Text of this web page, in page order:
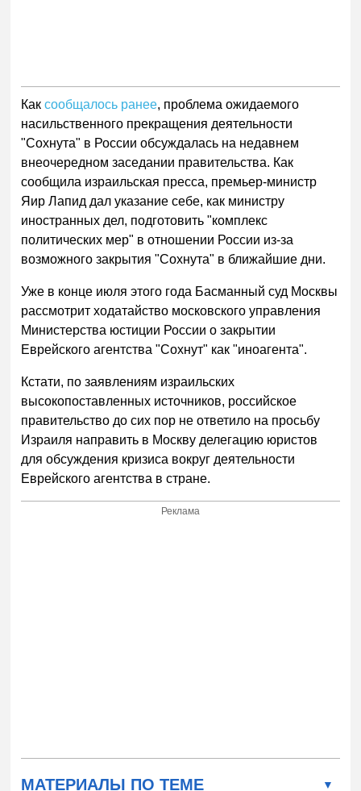
Каксообщалось ранее, проблема ожидаемого
насильственного прекращения деятельности
"Сохнута" в России обсуждалась на недавнем
внеочередном заседании правительства. Как
сообщила израильская пресса, премьер-министр
Яир Лапид дал указание себе, как министру
иностранных дел, подготовить "комплекс
политических мер" в отношении России из-за
возможного закрытия "Сохнута" в ближайшие дни.
Уже в конце июля этого года Басманный суд Москвы
рассмотрит ходатайство московского управления
Министерства юстиции России о закрытии
Еврейского агентства "Сохнут" как "иноагента".
Кстати, по заявлениям израильских
высокопоставленных источников, российское
правительство до сих пор не ответило на просьбу
Израиля направить в Москву делегацию юристов
для обсуждения кризиса вокруг деятельности
Еврейского агентства в стране.
Реклама
МАТЕРИАЛЫ ПО ТЕМЕ